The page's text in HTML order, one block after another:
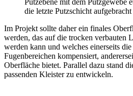
Putzebene mit dem Putzgewebe
die letzte Putzschicht
Im Projekt sollte daher ein finales
werden, das auf die trocken verbauten
werden kann und welches einerseits
Fugenbereichen kompensiert,
Oberfläche bietet. Paral­lel dazu stand
passenden Kleister zu entwickeln.